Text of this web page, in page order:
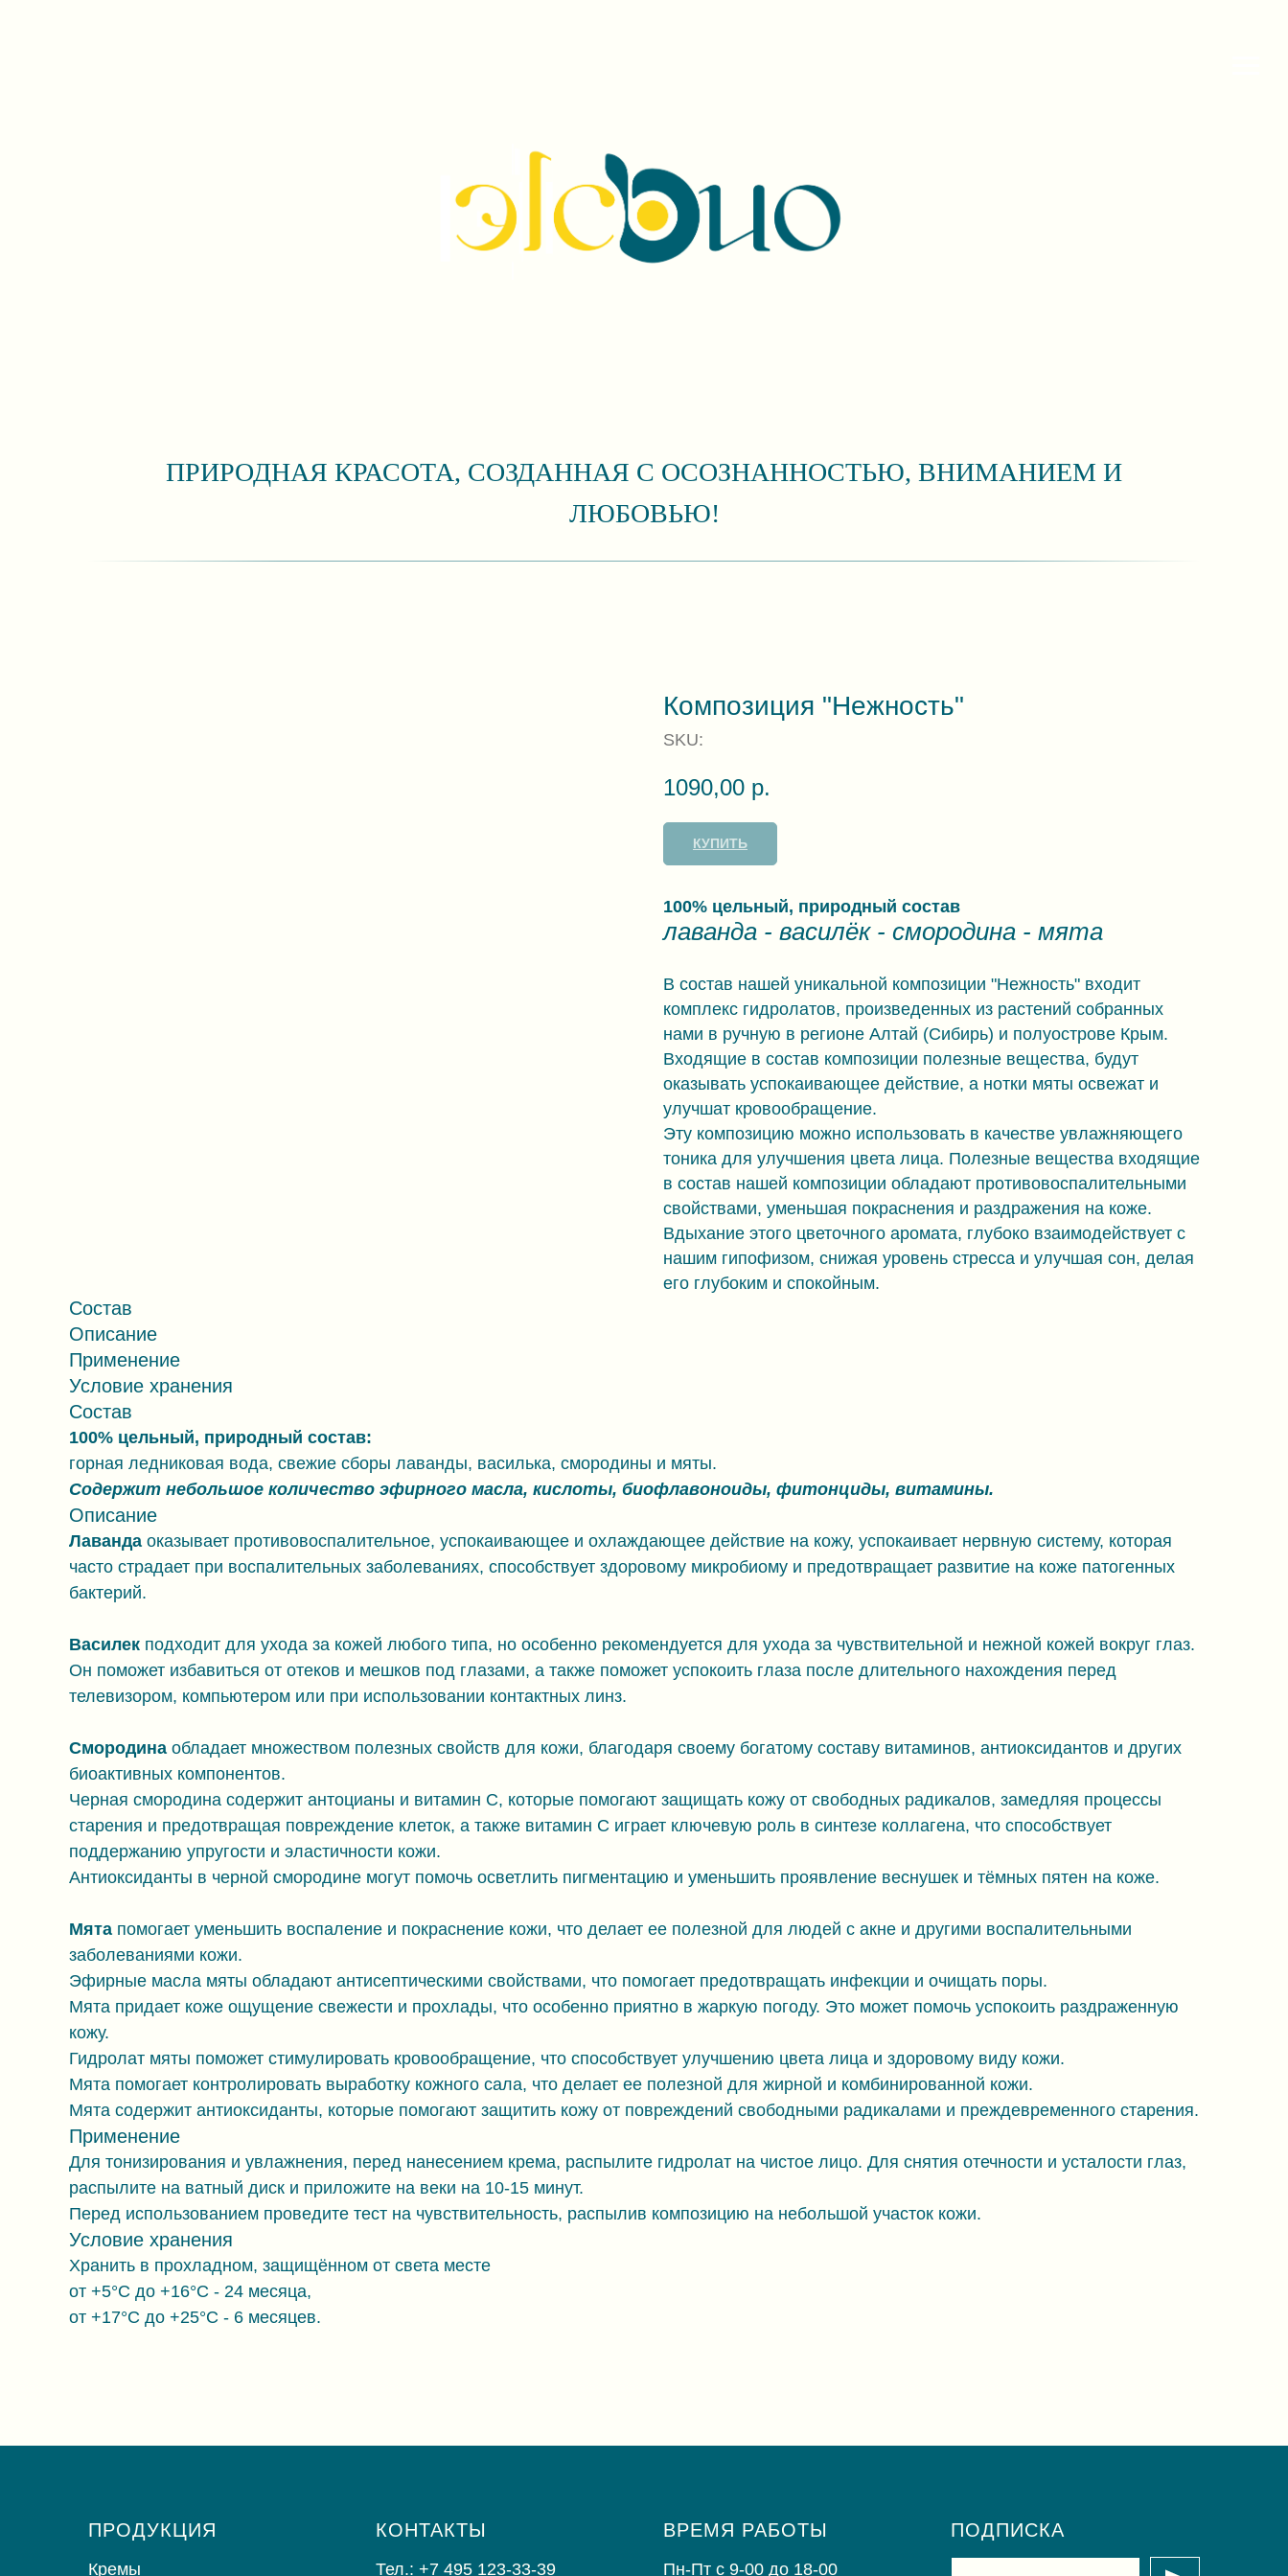
ПРИРОДНАЯ КРАСОТА, СОЗДАННАЯ С ОСОЗНАННОСТЬЮ, ВНИМАНИЕМ И
ЛЮБОВЬЮ!
Композиция "Нежность"
SKU:
1090,00 р.
КУПИТЬ
100% цельный, природный состав
лаванда - василёк - смородина - мята
В состав нашей уникальной композиции "Нежность" входит
комплекс гидролатов, произведенных из растений собранных
нами в ручную в регионе Алтай (Сибирь) и полуострове Крым.
Входящие в состав композиции полезные вещества, будут
оказывать успокаивающее действие, а нотки мяты освежат и
улучшат кровообращение.
Эту композицию можно использовать в качестве увлажняющего
тоника для улучшения цвета лица. Полезные вещества входящие
в состав нашей композиции обладают противовоспалительными
свойствами, уменьшая покраснения и раздражения на коже.
Вдыхание этого цветочного аромата, глубоко взаимодействует с
нашим гипофизом, снижая уровень стресса и улучшая сон, делая
его глубоким и спокойным.
Состав
Описание
Применение
Условие хранения
Состав
100% цельный, природный состав:
горная ледниковая вода, свежие сборы лаванды, василька, смородины и мяты.
Содержит небольшое количество эфирного масла, кислоты, биофлавоноиды, фитонциды, витамины.
Описание
Лаванда оказывает противовоспалительное, успокаивающее и охлаждающее действие на кожу, успокаивает нервную систему, которая
часто страдает при воспалительных заболеваниях, способствует здоровому микробиому и предотвращает развитие на коже патогенных
бактерий.
Василек подходит для ухода за кожей любого типа, но особенно рекомендуется для ухода за чувствительной и нежной кожей вокруг глаз.
Он поможет избавиться от отеков и мешков под глазами, а также поможет успокоить глаза после длительного нахождения перед
телевизором, компьютером или при использовании контактных линз.
Смородина обладает множеством полезных свойств для кожи, благодаря своему богатому составу витаминов, антиоксидантов и других
биоактивных компонентов.
Черная смородина содержит антоцианы и витамин С, которые помогают защищать кожу от свободных радикалов, замедляя процессы
старения и предотвращая повреждение клеток, а также витамин С играет ключевую роль в синтезе коллагена, что способствует
поддержанию упругости и эластичности кожи.
Антиоксиданты в черной смородине могут помочь осветлить пигментацию и уменьшить проявление веснушек и тёмных пятен на коже.
Мята помогает уменьшить воспаление и покраснение кожи, что делает ее полезной для людей с акне и другими воспалительными
заболеваниями кожи.
Эфирные масла мяты обладают антисептическими свойствами, что помогает предотвращать инфекции и очищать поры.
Мята придает коже ощущение свежести и прохлады, что особенно приятно в жаркую погоду. Это может помочь успокоить раздраженную
кожу.
Гидролат мяты поможет стимулировать кровообращение, что способствует улучшению цвета лица и здоровому виду кожи.
Мята помогает контролировать выработку кожного сала, что делает ее полезной для жирной и комбинированной кожи.
Мята содержит антиоксиданты, которые помогают защитить кожу от повреждений свободными радикалами и преждевременного старения.
Применение
Для тонизирования и увлажнения, перед нанесением крема, распылите гидролат на чистое лицо. Для снятия отечности и усталости глаз,
распылите на ватный диск и приложите на веки на 10-15 минут.
Перед использованием проведите тест на чувствительность, распылив композицию на небольшой участок кожи.
Условие хранения
Хранить в прохладном, защищённом от света месте
от +5°С до +16°С - 24 месяца,
от +17°С до +25°С - 6 месяцев.
ПРОДУКЦИЯ
Кремы
КОНТАКТЫ
Тел.: +7 495 123-33-39
ВРЕМЯ РАБОТЫ
Пн-Пт с 9-00 до 18-00
ПОДПИСКА